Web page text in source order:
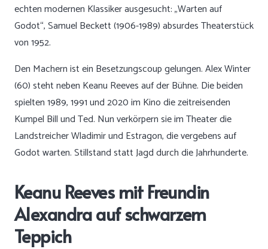
echten modernen Klassiker ausgesucht: „Warten auf
Godot“, Samuel Beckett (1906-1989) absurdes Theaterstück
von 1952.
Den Machern ist ein Besetzungscoup gelungen. Alex Winter
(60) steht neben Keanu Reeves auf der Bühne. Die beiden
spielten 1989, 1991 und 2020 im Kino die zeitreisenden
Kumpel Bill und Ted. Nun verkörpern sie im Theater die
Landstreicher Wladimir und Estragon, die vergebens auf
Godot warten. Stillstand statt Jagd durch die Jahrhunderte.
Keanu Reeves mit Freundin
Alexandra auf schwarzem
Teppich